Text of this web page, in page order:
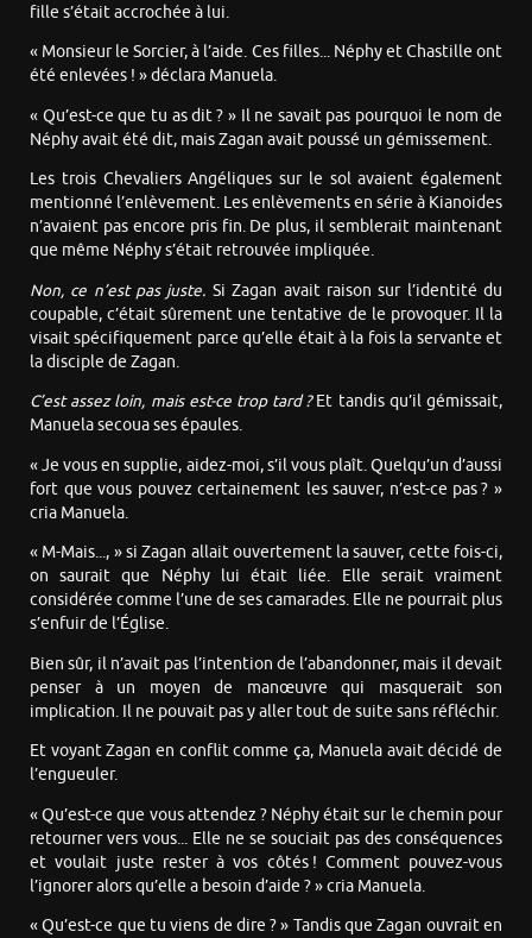
fille s’était accrochée à lui.
« Monsieur le Sorcier, à l’aide. Ces filles... Néphy et Chastille ont
été enlevées ! » déclara Manuela.
« Qu’est-ce que tu as dit ? » Il ne savait pas pourquoi le nom de
Néphy avait été dit, mais Zagan avait poussé un gémissement.
Les trois Chevaliers Angéliques sur le sol avaient également
mentionné l’enlèvement. Les enlèvements en série à Kianoides
n’avaient pas encore pris fin. De plus, il semblerait maintenant
que même Néphy s’était retrouvée impliquée.
Non, ce n’est pas juste. Si Zagan avait raison sur l’identité du
coupable, c’était sûrement une tentative de le provoquer. Il la
visait spécifiquement parce qu’elle était à la fois la servante et
la disciple de Zagan.
C’est assez loin, mais est-ce trop tard ?Et tandis qu’il gémissait,
Manuela secoua ses épaules.
« Je vous en supplie, aidez-moi, s’il vous plaît. Quelqu’un d’aussi
fort que vous pouvez certainement les sauver, n’est-ce pas ? »
cria Manuela.
« M-Mais..., » si Zagan allait ouvertement la sauver, cette fois-ci,
on saurait que Néphy lui était liée. Elle serait vraiment
considérée comme l’une de ses camarades. Elle ne pourrait plus
s’enfuir de l’Église.
Bien sûr, il n’avait pas l’intention de l’abandonner, mais il devait
penser à un moyen de manœuvre qui masquerait son
implication. Il ne pouvait pas y aller tout de suite sans réfléchir.
Et voyant Zagan en conflit comme ça, Manuela avait décidé de
l’engueuler.
« Qu’est-ce que vous attendez ? Néphy était sur le chemin pour
retourner vers vous... Elle ne se souciait pas des conséquences
et voulait juste rester à vos côtés ! Comment pouvez-vous
l’ignorer alors qu’elle a besoin d’aide ? » cria Manuela.
« Qu’est-ce que tu viens de dire ? » Tandis que Zagan ouvrait en